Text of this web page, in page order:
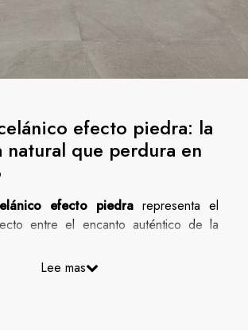
efecto piedra: la
natural que perdura en
efecto piedrarepresenta el
entre el encanto auténtico de la
colecciones de Cotto d’Este interpretan
Lee mas